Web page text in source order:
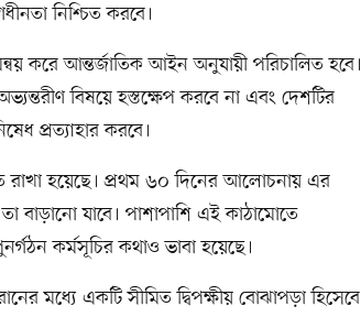
নিশ্চিত করবে।
করে আন্তর্জাতিক আইন অনুযায়ী পরিচালিত হবে।
বিষয়ে হস্তক্ষেপ করবে না এবং দেশটির
প্রত্যাহার করবে।
রাখা হয়েছে। প্রথম ৬০ দিনের আলোচনায় এর
বাড়ানো যাবে। পাশাপাশি এই কাঠামোতে
কর্মসূচির কথাও ভাবা হয়েছে।
মধ্যে একটি সীমিত দ্বিপক্ষীয় বোঝাপড়া হিসেবে